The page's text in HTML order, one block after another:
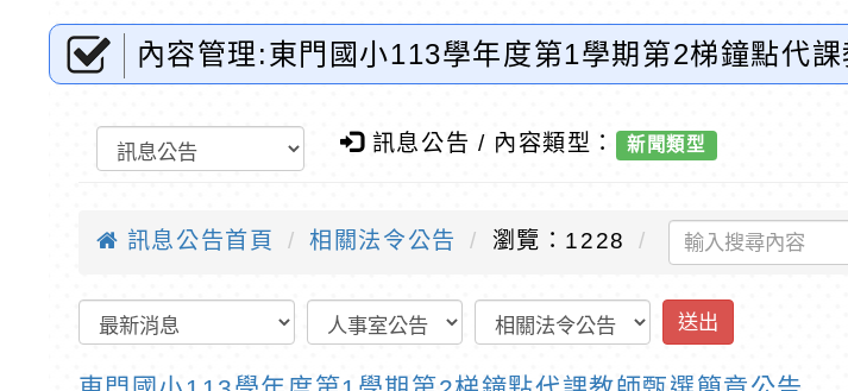
內容管理:東門國小113學年度第1學期第2梯鐘點代
訊息公告 / 內容類型： 新聞類型
訊息公告首頁 相關法令公告 瀏覽：1228
送出